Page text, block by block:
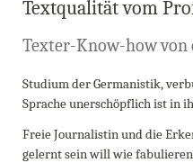
Textqualität vom
Texter-Know-how von
Studium der Germanistik,
Sprache unerschöpflich ist in
Freie Journalistin und die
gelernt sein will wie